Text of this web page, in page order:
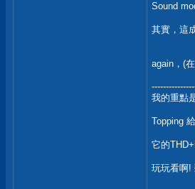
Sound
其實，這
again，(
我的重點
Topping
它的
玩玩看啊!